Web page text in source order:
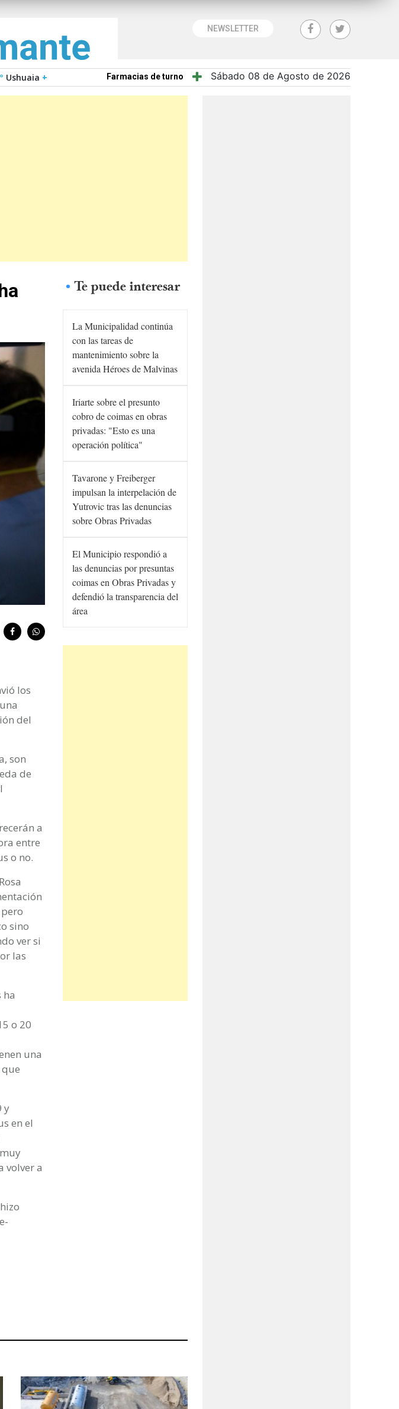
NEWSLETTER
Ushuaia + Farmacias de turno Sábado 08 de Agosto de 2026
los
del
son
de
a
entre
o no.
sino
ver si
las
ha
o 20
una
y
en el
volver a
Te puede interesar
La Municipalidad continúa
con las tareas de
mantenimiento sobre la
avenida Héroes de Malvinas
Iriarte sobre el presunto
cobro de coimas en obras
privadas: "Esto es una
operación política"
Tavarone y Freiberger
impulsan la interpelación de
Yutrovic tras las denuncias
sobre Obras Privadas
El Municipio respondió a
las denuncias por presuntas
coimas en Obras Privadas y
defendió la transparencia del
área